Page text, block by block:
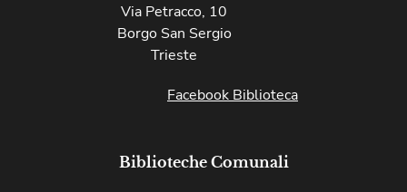
Via Petracco, 10
Borgo San Sergio
Trieste
Facebook Biblioteca
Biblioteche Comunali